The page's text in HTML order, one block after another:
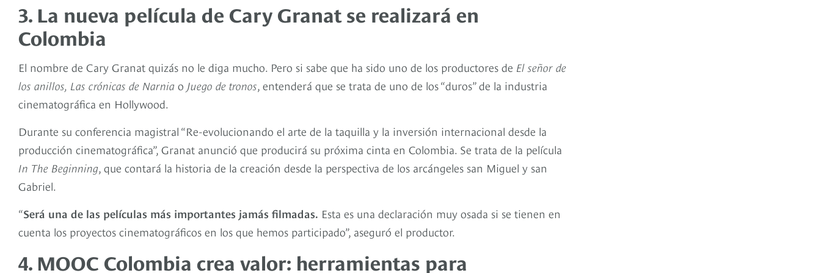
3. La nueva película de Cary Granat se realizará en
Colombia
El nombre de Cary Granat quizás no le diga mucho. Pero si sabe que ha sido uno de los productores de El señor de
los anillos, Las crónicas de Narnia o Juego de tronos, entenderá que se trata de uno de los “duros” de la industria
cinematográfica en Hollywood.
Durante su conferencia magistral “Re-evolucionando el arte de la taquilla y la inversión internacional desde la
producción cinematográfica”, Granat anunció que producirá su próxima cinta en Colombia. Se trata de la película
In The Beginning, que contará la historia de la creación desde la perspectiva de los arcángeles san Miguel y san
Gabriel.
“Será una de las películas más importantes jamás filmadas. Esta es una declaración muy osada si se tienen en
cuenta los proyectos cinematográficos en los que hemos participado”, aseguró el productor.
4. MOOC Colombia crea valor: herramientas para